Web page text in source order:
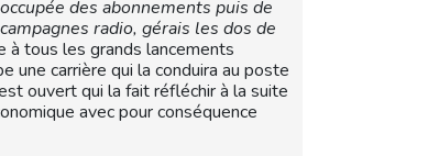
des abonnements puis de
radio, gérais les dos de
à tous les grands lancements
une carrière qui la conduira au poste
ouvert qui la fait réfléchir à la suite
avec pour conséquence